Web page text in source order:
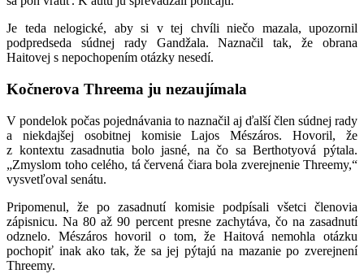
Je teda nelogické, aby si v tej chvíli niečo mazala, upozornil
podpredseda súdnej rady Gandžala. Naznačil tak, že obrana
Haitovej s nepochopením otázky nesedí.
Kočnerova Threema ju nezaujímala
V pondelok počas pojednávania to naznačil aj ďalší člen súdnej rady
a niekdajšej osobitnej komisie Lajos Mészáros. Hovoril, že
z kontextu zasadnutia bolo jasné, na čo sa Berthotyová pýtala.
„Zmyslom toho celého, tá červená čiara bola zverejnenie Threemy,“
vysvetľoval senátu.
Pripomenul, že po zasadnutí komisie podpísali všetci členovia
zápisnicu. Na 80 až 90 percent presne zachytáva, čo na zasadnutí
odznelo. Mészáros hovoril o tom, že Haitová nemohla otázku
pochopiť inak ako tak, že sa jej pýtajú na mazanie po zverejnení
Threemy.